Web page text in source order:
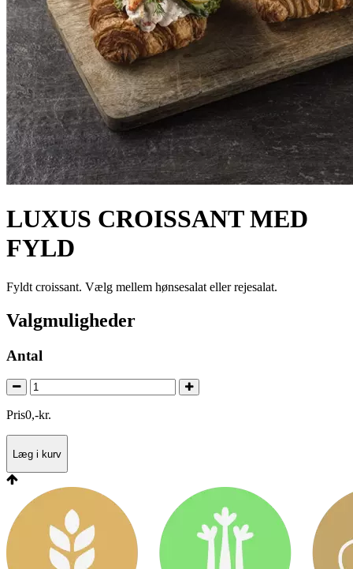
LUXUS CROISSANT MED
FYLD
Fyldt croissant. Vælg mellem hønsesalat eller rejesalat.
Valgmuligheder
Antal
Pris0,-kr.
Læg i kurv